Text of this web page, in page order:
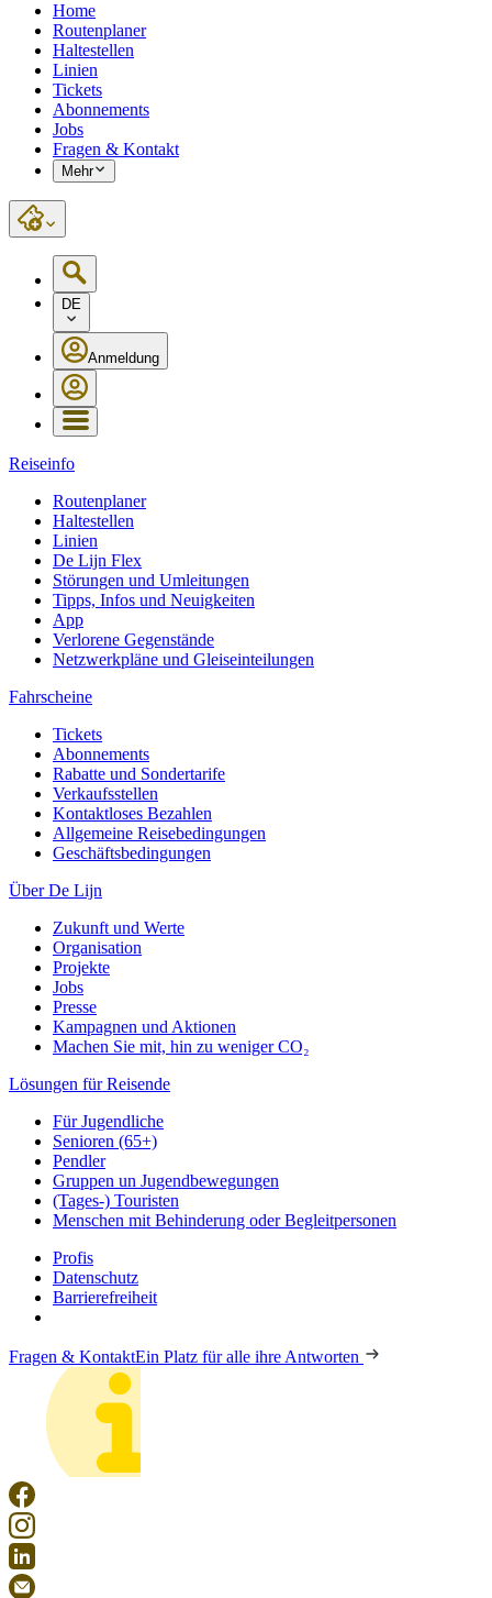
Home
Routenplaner
Haltestellen
Linien
Tickets
Abonnements
Jobs
Fragen & Kontakt
Mehr
DE
Anmeldung
Reiseinfo
Routenplaner
Haltestellen
Linien
De Lijn Flex
Störungen und Umleitungen
Tipps, Infos und Neuigkeiten
App
Verlorene Gegenstände
Netzwerkpläne und Gleiseinteilungen
Fahrscheine
Tickets
Abonnements
Rabatte und Sondertarife
Verkaufsstellen
Kontaktloses Bezahlen
Allgemeine Reisebedingungen
Geschäftsbedingungen
Über De Lijn
Zukunft und Werte
Organisation
Projekte
Jobs
Presse
Kampagnen und Aktionen
Machen Sie mit, hin zu weniger CO₂
Lösungen für Reisende
Für Jugendliche
Senioren (65+)
Pendler
Gruppen un Jugendbewegungen
(Tages-) Touristen
Menschen mit Behinderung oder Begleitpersonen
Profis
Datenschutz
Barrierefreiheit
Fragen & KontaktEin Platz für alle ihre Antworten